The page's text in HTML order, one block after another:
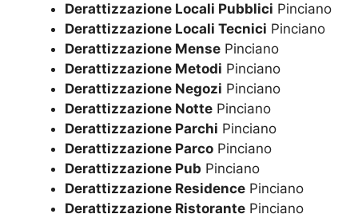
Derattizzazione Locali Pubblici Pinciano
Derattizzazione Locali Tecnici Pinciano
Derattizzazione Mense Pinciano
Derattizzazione Metodi Pinciano
Derattizzazione Negozi Pinciano
Derattizzazione Notte Pinciano
Derattizzazione Parchi Pinciano
Derattizzazione Parco Pinciano
Derattizzazione Pub Pinciano
Derattizzazione Residence Pinciano
Derattizzazione Ristorante Pinciano